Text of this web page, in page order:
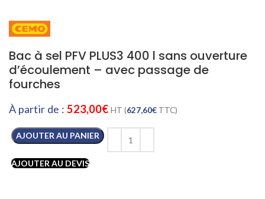
Bac à sel PFV PLUS3 400 l sans ouverture
d’écoulement – avec passage de
fourches
À partir de : 523,00€ HT (627,60€ TTC)
AJOUTER AU PANIER
AJOUTER AU DEVIS